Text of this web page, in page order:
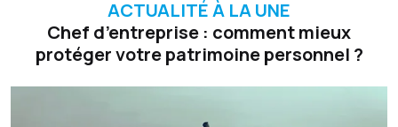
ACTUALITÉ À LA UNE
Chef d’entreprise : comment mieux
protéger votre patrimoine personnel ?